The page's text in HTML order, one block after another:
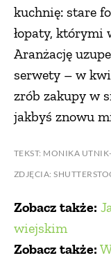
kuchnię: stare
łopaty, którymi
Aranżację
serwety – w
zrób zakupy w
jakbyś znowu
TEKST: MONIKA
ZDJĘCIA:
Zobacz także:
wiejskim
Zobacz także: